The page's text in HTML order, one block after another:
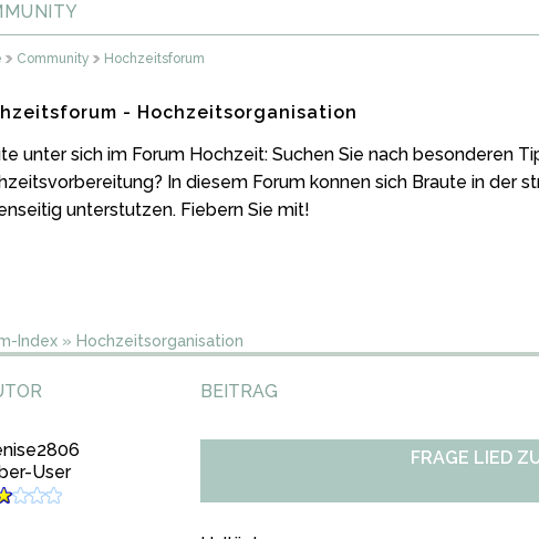
Community Hochzeitsforum
- Hochzeitsorganisation
unter sich im Forum Hochzeit: Suchen Sie nach besonderen
In diesem Forum konnen sich Braute in der
unterstutzen. Fiebern Sie mit!
Index » Hochzeitsorganisation
BEITRAG
User
FRAGE LIED